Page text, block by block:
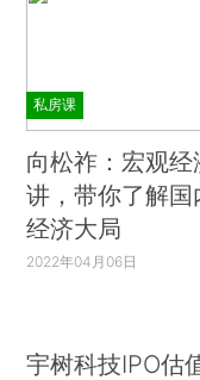
私房课
向松祚：宏观经
讲，带你了解国
经济大局
2022年04月06日
宇树科技IPO估